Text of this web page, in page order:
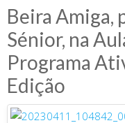
Beira Amiga,
Sénior, na
Programa
Edição